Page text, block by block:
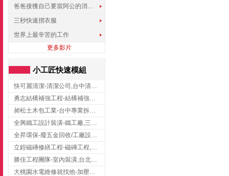
爸爸接獲自己要當阿公的消息，反應史上最可愛!!!
三秒快速摺衣服
世界上最辛苦的工作
更多影片
小工匠快速模組
快可麗清潔-清潔公司,台中清潔公司,台中居家清潔
勇志結構補強工程-結構補強工程 ,桃園結構補強工程,龍潭結構補強工程
昶松土木包工業-台中專業拆除工程/挖土機出租
全興鐵工設計裝潢-鐵工廠,三峽鐵工廠,台北鐵工廠
全昇環保-廢五金回收/工廠設備收購/機械設備回收/高價收購廠房設備
立鍠磁磚修繕工程-磁磚工程,磁磚修補,新竹磁磚工程
勝佳工程團隊-室內裝潢,台北房屋裝修,三重室內裝修
大桃園水電維修就找他-加壓馬達,抽水馬達,桃園水電行,中壢水電